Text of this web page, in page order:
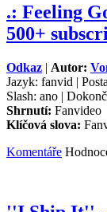
.: Feeling
500+
Odkaz | Autor:
Jazyk: fanvid |
Slash: ano |
Shrnutí: Fanvideo
Klíčová slova:
Komentáře